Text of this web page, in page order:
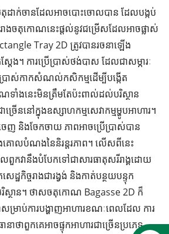
ាក់ចានដែលអាចបោះចោលបាន ដែលបង្កប់
រាងចតុកោណនេះផ្តល់នូវជម្រើសដែលអាចផ្លាស់
Tray 2D ត្រូវបានរចនាឡើង
។ ការប្រើប្រាស់ថង់បាស ដែលជាសម្ភារៈ
ប្រាស់កាកសំណល់កសិកម្មដើម្បីបង្កើត
ទាំងនេះមិនត្រឹមតែប៉ះពាល់ដល់បរិស្ថាន
ើននៅក្នុងឧស្សាហកម្មសេវាកម្មម្ហូបអាហារ។
េញ និងចែកចាយ ភាពអាចប្រើប្រាស់បាន
គោលបំណងនៃនិរន្តរភាព។ លើសពីនេះ
កវានឹងបំបែកទៅជាសារធាតុសរីរាង្គដោយ
កិច្ចរាងជារង្វង់ និងកាត់បន្ថយបន្ទុក
ស្ថាន។ ថាសចតុកោណ Bagasse 2D ក៏
ម្រាប់ការបង្ហាញអាហារខណៈពេលដែល ការ
ថាពួកគេអាចផ្ទុកអាហារជាច្រើនប្រភេទ